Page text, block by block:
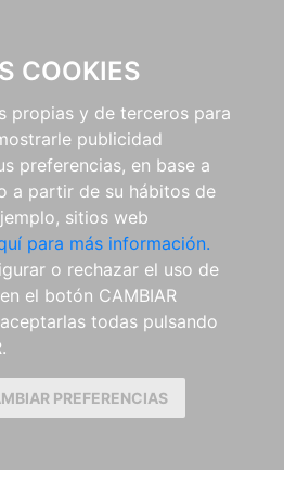
COOKIES
propias y de terceros para
publicidad
preferencias, en base a
a partir de su hábitos de
sitios web
para más información.
o rechazar el uso de
el botón CAMBIAR
aceptarlas todas pulsando
PREFERENCIAS